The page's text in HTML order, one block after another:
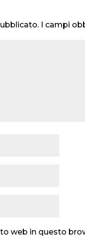
I campi
web in questo